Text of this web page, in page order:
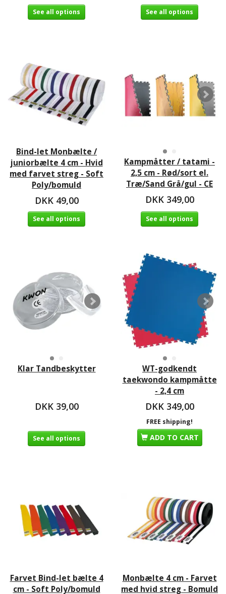
See all options See all options
Bind-let Monbælte /
juniorbælte 4 cm - Hvid
med farvet streg - Soft
Poly/bomuld
DKK 49,00
See all options
Kampmåtter / tatami -
2,5 cm - Rød/sort el.
Træ/Sand Grå/gul - CE
DKK 349,00
See all options
Klar Tandbeskytter
DKK 39,00
See all options
WT-godkendt
taekwondo kampmåtte
- 2,4 cm
DKK 349,00
FREE shipping!
ADD TO CART
Farvet Bind-let bælte 4
cm - Soft Poly/bomuld
Monbælte 4 cm - Farvet
med hvid streg - Bomuld